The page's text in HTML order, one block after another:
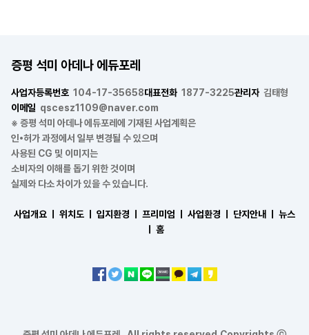
증평 석미 아데나 에듀포레
사업자등록번호 104-17-35658대표전화 1877-3225관리자 김태형
이메일 qscesz1109@naver.com
※ 증평 석미 아데나 에듀포레에 기재된 사업계획은
인•허가 과정에서 일부 변경될 수 있으며
사용된 CG 및 이미지는
소비자의 이해를 돕기 위한 것이며
실제와 다소 차이가 있을 수 있습니다.
사업개요 ㅣ 위치도 ㅣ 입지환경 ㅣ 프리미엄 ㅣ 사업환경 ㅣ 단지안내 ㅣ
뉴스
홈